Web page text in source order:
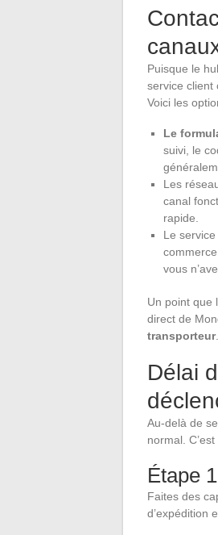
Puisque le
service client
Voici les
Le
suivi, le
Les
canal
rapide.
Le
vous
Un point que
direct de
transporteur
Délai
Au-delà de
normal.
Étape
Faites des
d’expédition